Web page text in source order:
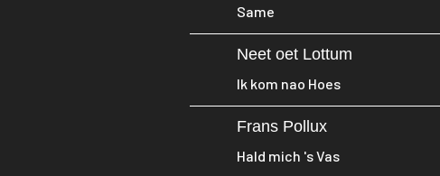
Same
Neet oet Lottum
Ik kom nao Hoes
Frans Pollux
Hald mich 's Vas